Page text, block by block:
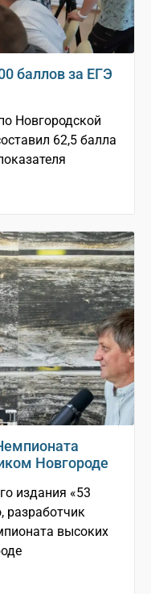
баллов за ЕГЭ
Новгородской
62,5 балла
Новгороде
издания «53
разработчик
высоких